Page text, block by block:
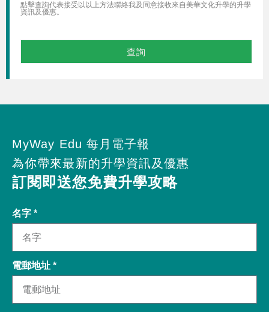
點擊查詢代表接受以以上方法聯絡我及同意接收來自美華文化升學的升學
資訊及優惠。
查詢
MyWay Edu 每月電子報
為你帶來最新的升學資訊及優惠
訂閱即送您免費升學攻略​
名字 *
電郵地址 *